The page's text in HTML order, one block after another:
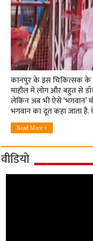
कानपुर के इस चिकित्सक के
माहौल में लोग और बहुत से
लेकिन अब भी ऐसे ‘भगवान’
भगवान का दूत कहा जाता
Read More »
वीडियो